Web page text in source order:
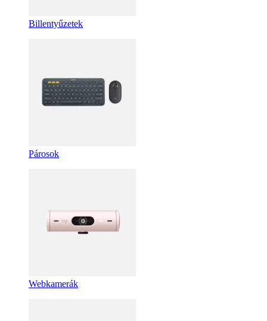
Billentyűzetek
Párosok
Webkamerák